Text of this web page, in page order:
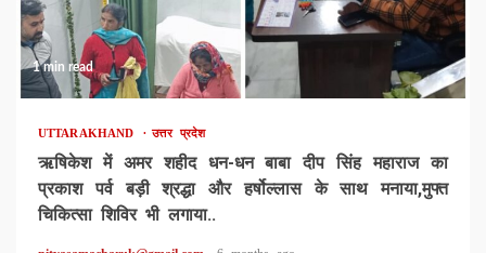
1 min read
UTTARAKHAND उत्तर प्रदेश
ऋषिकेश में अमर शहीद धन-धन बाबा दीप सिंह महाराज का
प्रकाश पर्व बड़ी श्रद्धा और हर्षोल्लास के साथ मनाया,मुफ्त
चिकित्सा शिविर भी लगाया..